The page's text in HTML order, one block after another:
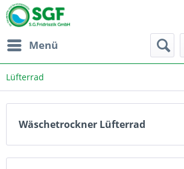
Menü
Lüfterrad
Wäschetrockner Lüfterrad